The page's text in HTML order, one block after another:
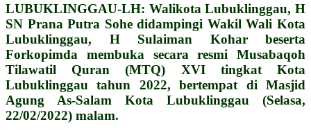
LUBUKLINGGAU-LH: Walikota Lubuklinggau, H
SN Prana Putra Sohe didampingi Wakil Wali Kota
Lubuklinggau, H Sulaiman Kohar beserta
Forkopimda membuka secara resmi Musabaqoh
Tilawatil Quran (MTQ) XVI tingkat Kota
Lubuklinggau tahun 2022, bertempat di Masjid
Agung As-Salam Kota Lubuklinggau (Selasa,
22/02/2022) malam.